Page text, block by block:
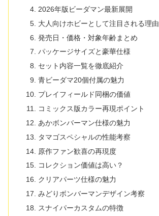
2026年版ビーダマン最新展開
大人向けホビーとして注目される理由
発売日・価格・対象年齢まとめ
パッケージサイズと豪華仕様
セット内容一覧を徹底紹介
青ビーダマ20個付属の魅力
プレイフィールド同梱の価値
コミックス版カラー再現ポイント
あかボンバーマン仕様の魅力
タマゴスペシャルの性能考察
原作ファン歓喜の再現度
コレクション価値は高い？
クリアパーツ仕様の魅力
みどりボンバーマンデザイン考察
スナイパーカスタムの特徴